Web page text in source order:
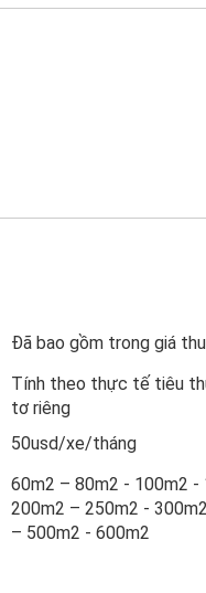
Đã bao gồm trong giá
Tính theo thực tế tiêu
tơ riêng
50usd/xe/tháng
60m2 – 80m2 - 100m2 -
200m2 – 250m2 -
– 500m2 - 600m2